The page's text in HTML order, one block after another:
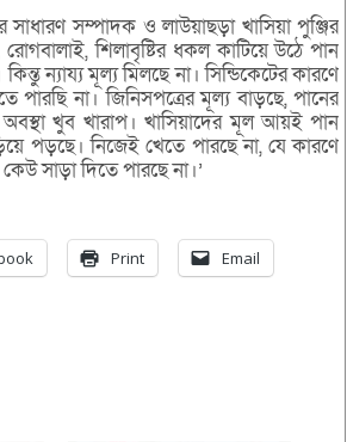
সাধারণ সম্পাদক ও লাউয়াছড়া খাসিয়া পুঞ্জির
রোগবালাই, শিলাবৃষ্টির ধকল কাটিয়ে উঠে পান
ন্যায্য মূল্য মিলছে না। সিন্ডিকেটের কারণে
না। জিনিসপত্রের মূল্য বাড়ছে, পানের
খুব খারাপ। খাসিয়াদের মূল আয়ই পান
পড়ছে। নিজেই খেতে পারছে না, যে কারণে
সাড়া দিতে পারছে না।’
Print Email